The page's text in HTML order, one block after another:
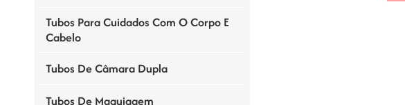
Tubos Para Cuidados Com O Corpo E
Cabelo
Tubos De Câmara Dupla
Tubos De Maquiagem